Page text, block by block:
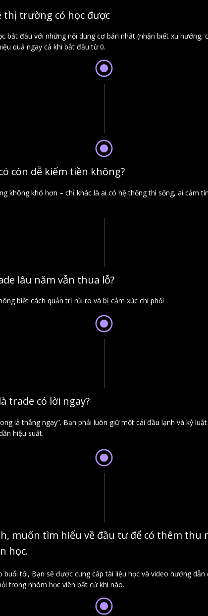
thị trường có học được
bắt đầu với những nội dung cơ bản nhất (nhận biết xu hướng,
quả ngay cả khi bắt đầu từ 0.
muốn tìm hiểu về đầu tư để có thêm thu
học.
buổi tối, Bạn sẽ được cung cấp tài liệu học và video hướng
trong nhóm học viên bất cứ khi nào.
còn dễ kiếm tiền không?
không khó hơn – chỉ khác là ai có hệ thống thì sống, ai cảm
lâu năm vẫn thua lỗ?
biết cách quản trị rủi ro và bị cảm xúc chi phối
trade có lời ngay?
là thắng ngay”. Bạn phải luôn giữ một cái đầu lạnh và kỷ
hiệu suất.